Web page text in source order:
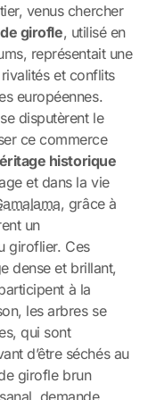
venus chercher
girofle, utilisé en
représentait une
et conflits
européennes.
disputèrent le
ce commerce
historique
et dans la vie
, grâce à
un
giroflier. Ces
dense et brillant,
à la
les arbres se
qui sont
d’être séchés au
girofle brun
demande